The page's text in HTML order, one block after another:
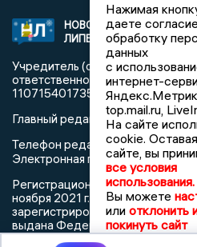
НОВОСТИ
ЛИПЕЦКА
2021 ©
«Новости
Учредитель (соучредители):
ответственностью
1107154017354)
Главный редактор: Герцог Е.Г.
Телефон редакции: +7 903 699
Электронная почта редакции:
Регистрационный номер:
ноября 2021 г. согласно выписке
зарегистрированных средств
выдана Федеральной службой
информационных технологий и
Нажимая
даете
обработку
данных
с
интернет-
top.mail.ru,
На сайте
cookie.
сайте, вы
все условия
использования.
Вы можете
или отклонить
покинуть сайт